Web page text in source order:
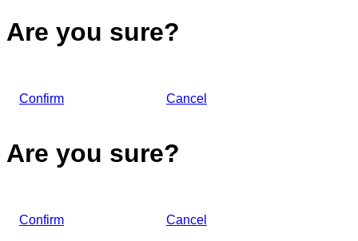
Are you sure?
Confirm Cancel
Are you sure?
Confirm Cancel